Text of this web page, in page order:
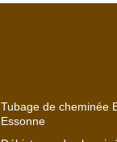
Tubage de cheminée
Essonne